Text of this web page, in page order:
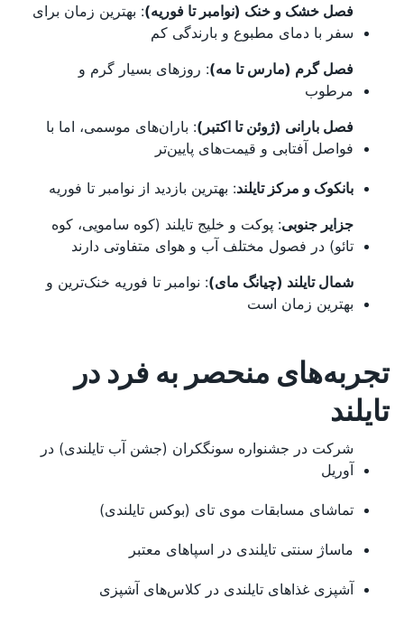
فصل خشک و خنک (نوامبر تا فوریه): بهترین زمان برای
سفر با دمای مطبوع و بارندگی کم
فصل گرم (مارس تا مه): روزهای بسیار گرم و
مرطوب
فصل بارانی (ژوئن تا اکتبر): باران‌های موسمی، اما با
فواصل آفتابی و قیمت‌های پایین‌تر
بانکوک و مرکز تایلند: بهترین بازدید از نوامبر تا فوریه
جزایر جنوبی: پوکت و خلیج تایلند (کوه سامویی، کوه
تائو) در فصول مختلف آب و هوای متفاوتی دارند
شمال تایلند (چیانگ مای): نوامبر تا فوریه خنک‌ترین و
بهترین زمان است
تجربه‌های منحصر به فرد در
تایلند
شرکت در جشنواره سونگکران (جشن آب تایلندی) در
آوریل
تماشای مسابقات موی تای (بوکس تایلندی)
ماساژ سنتی تایلندی در اسپاهای معتبر
آشپزی غذاهای تایلندی در کلاس‌های آشپزی